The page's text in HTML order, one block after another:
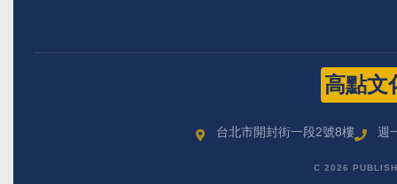
高點文
台北市開封街一段2號8樓 週
C 2026